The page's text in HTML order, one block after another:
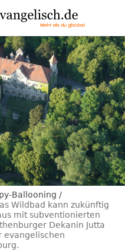
Ballooning /
Wildbad kann zukünftig
mit subventionierten
Dekanin Jutta
evangelischen